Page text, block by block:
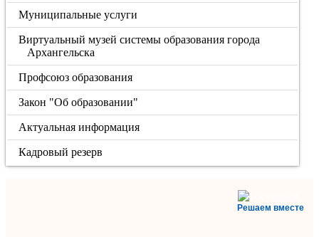
Муниципальные услуги
Виртуальный музей системы образования города
Архангельска
Профсоюз образования
Закон "Об образовании"
Актуальная информация
Кадровый резерв
Решаем вместе